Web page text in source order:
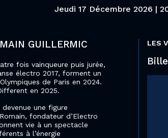
Jeudi 17 Décembre 2026 |
GUILLERMIC
fois vainqueure puis jurée,
électro 2017, forment un
de Paris en 2024.
en 2025.
une figure
fondateur d’Electro
vie à un spectacle
à l’énergie
LES